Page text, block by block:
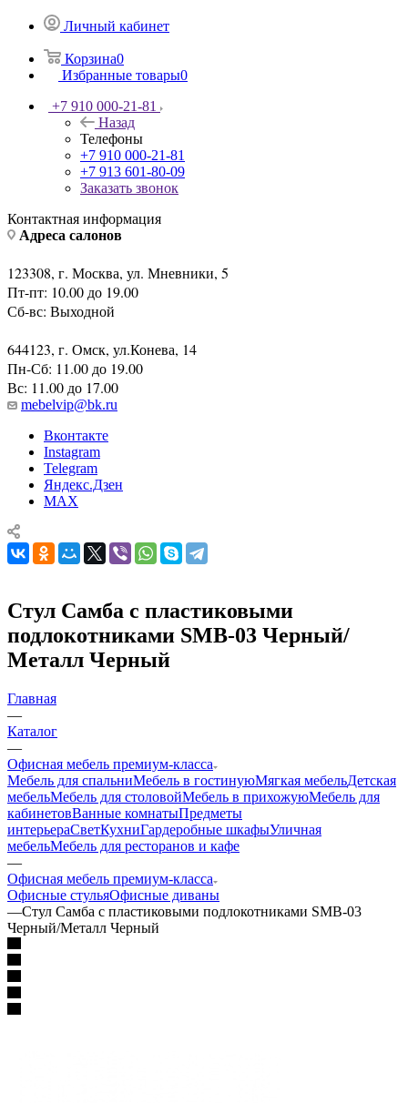
Личный кабинет
Корзина0
Избранные товары0
+7 910 000-21-81
Назад
Телефоны
+7 910 000-21-81
+7 913 601-80-09
Заказать звонок
Контактная информация
Адреса салонов
123308, г. Москва, ул. Мневники, 5
Пт-пт: 10.00 до 19.00
Сб-вс: Выходной
644123, г. Омск, ул.Конева, 14
Пн-Сб: 11.00 до 19.00
Вс: 11.00 до 17.00
mebelvip@bk.ru
Вконтакте
Instagram
Telegram
Яндекс.Дзен
MAX
Стул Самба с пластиковыми
подлокотниками SMB-03 Черный/
Металл Черный
Главная
—
Каталог
—
Офисная мебель премиум-класса
Мебель для спальниМебель в гостинуюМягкая мебельДетская
мебельМебель для столовойМебель в прихожуюМебель для
кабинетовВанные комнатыПредметы
интерьераСветКухниГардеробные шкафыУличная
мебельМебель для ресторанов и кафе
—
Офисная мебель премиум-класса
Офисные стульяОфисные диваны
—Стул Самба с пластиковыми подлокотниками SMB-03
Черный/Металл Черный